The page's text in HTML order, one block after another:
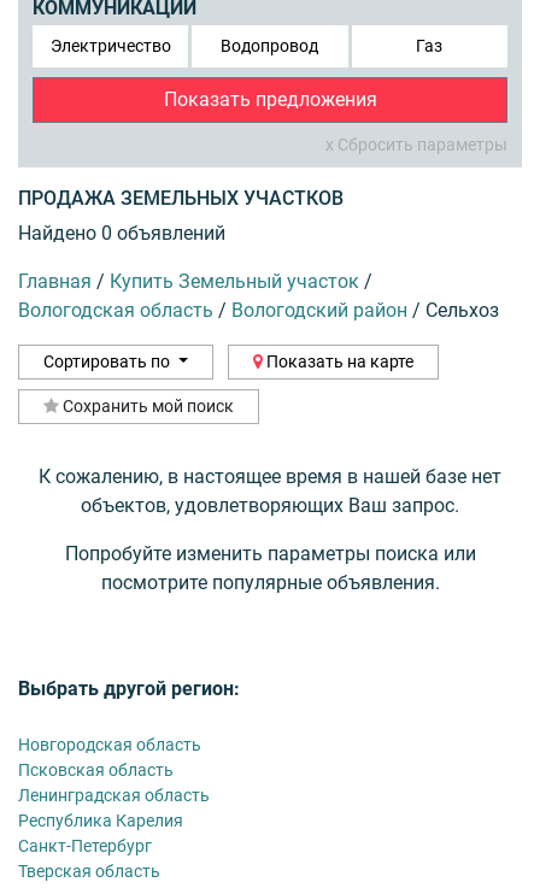
КОММУНИКАЦИИ
Электричество Водопровод Газ
Показать предложения
x Сбросить параметры
ПРОДАЖА ЗЕМЕЛЬНЫХ УЧАСТКОВ
Найдено 0 объявлений
Главная / Купить Земельный участок /
Вологодская область / Вологодский район / Сельхоз
Сортировать по Показать на карте
Сохранить мой поиск
К сожалению, в настоящее время в нашей базе нет
объектов, удовлетворяющих Ваш запрос.
Попробуйте изменить параметры поиска или
посмотрите популярные объявления.
Выбрать другой регион:
Новгородская область
Псковская область
Ленинградская область
Республика Карелия
Санкт-Петербург
Тверская область